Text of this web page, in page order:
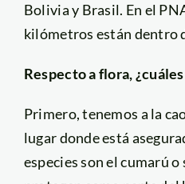
Bolivia y Brasil. En el
kilómetros están dentro
Respecto a flora,
Primero, tenemos a la
lugar donde está
especies son el cumarú